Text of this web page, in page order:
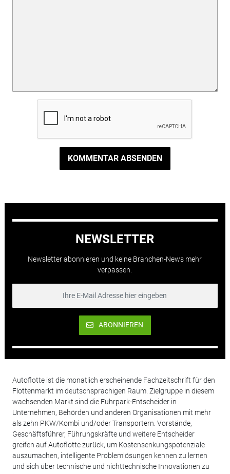
KOMMENTAR ABSENDEN
NEWSLETTER
Newsletter abonnieren und keine Branchen-News mehr
verpassen.
ABONNIEREN
Autoflotte ist die monatlich erscheinende Fachzeitschrift für den
Flottenmarkt im deutschsprachigen Raum. Zielgruppe in diesem
wachsenden Markt sind die Fuhrpark-Entscheider in
Unternehmen, Behörden und anderen Organisationen mit mehr
als zehn PKW/Kombi und/oder Transportern. Vorstände,
Geschäftsführer, Führungskräfte und weitere Entscheider
greifen auf Autoflotte zurück, um Kostensenkungspotenziale
auszumachen, intelligente Problemlösungen kennen zu lernen
und sich über technische und nichttechnische Innovationen zu